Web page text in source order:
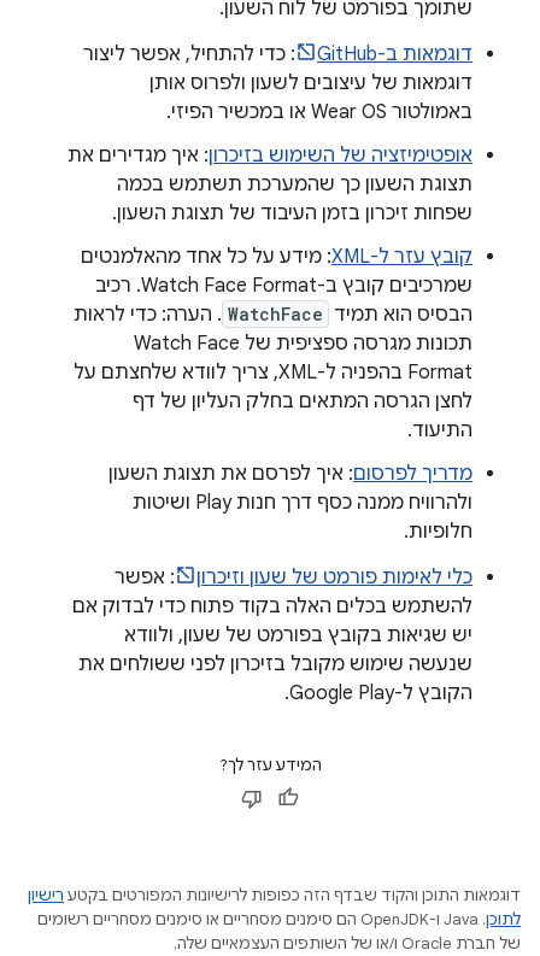
שתומך בפורמט של לוח השעון.
דוגמאות ב-GitHub
: כדי להתחיל, אפשר ליצור
דוגמאות של עיצובים לשעון ולפרוס אותן
באמולטור Wear OS או במכשיר הפיזי.
אופטימיזציה של השימוש בזיכרון: איך מגדירים את
תצוגת השעון כך שהמערכת תשתמש בכמה
שפחות זיכרון בזמן העיבוד של תצוגת השעון.
קובץ עזר ל-XML
: מידע על כל אחד מהאלמנטים
שמרכיבים קובץ ב-Watch Face Format. רכיב
הבסיס הוא תמיד WatchFace . הערה: כדי לראות
תכונות מגרסה ספציפית של Watch Face
Format בהפניה ל-XML, צריך לוודא שלחצתם על
לחצן הגרסה המתאים בחלק העליון של דף
התיעוד.
מדריך לפרסום: איך לפרסם את תצוגת השעון
ולהרוויח ממנה כסף דרך חנות Play ושיטות
חלופיות.
כלי לאימות פורמט של שעון וזיכרון
: אפשר
להשתמש בכלים האלה בקוד פתוח כדי לבדוק אם
יש שגיאות בקובץ בפורמט של שעון, ולוודא
שנעשה שימוש מקובל בזיכרון לפני ששולחים את
הקובץ ל-Google Play.
המידע עזר לך?
דוגמאות התוכן והקוד שבדף הזה כפופות לרישיונות המפורטים בקטע רישיון
לתוכן
.‏ Java ו-OpenJDK הם סימנים מסחריים או סימנים מסחריים רשומים
של חברת Oracle ו/או של השותפים העצמאיים שלה.